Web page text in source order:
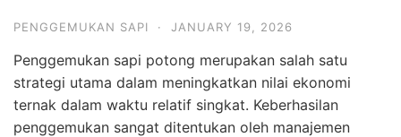
PENGGEMUKAN SAPI · JANUARY 19, 2026
Penggemukan sapi potong merupakan salah satu
strategi utama dalam meningkatkan nilai ekonomi
ternak dalam waktu relatif singkat. Keberhasilan
penggemukan sangat ditentukan oleh manajemen